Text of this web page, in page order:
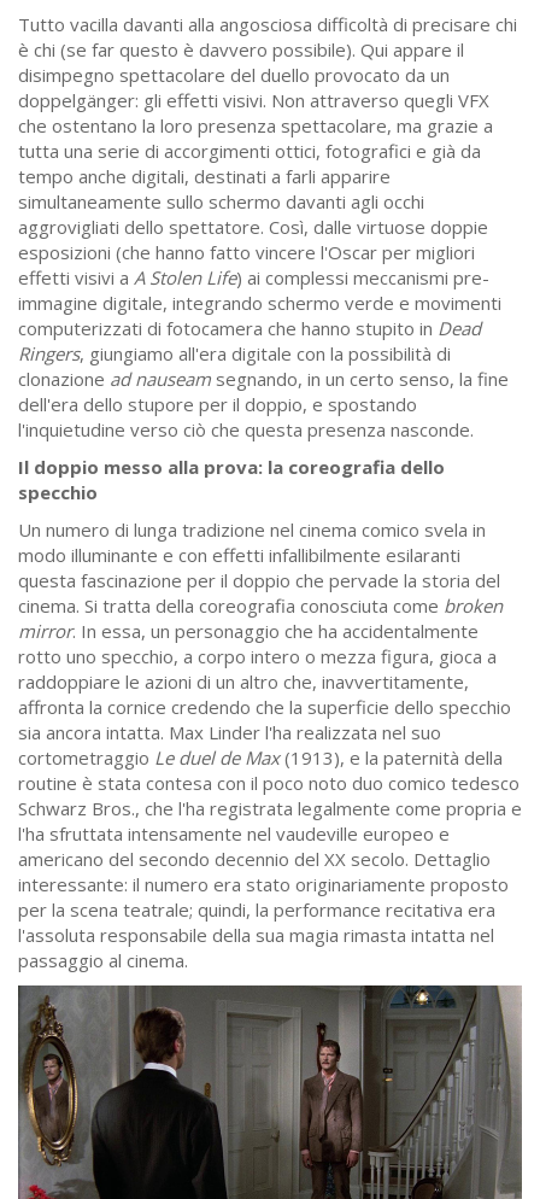
Tutto vacilla davanti alla angosciosa difficoltà di precisare chi
è chi (se far questo è davvero possibile). Qui appare il
disimpegno spettacolare del duello provocato da un
doppelgänger: gli effetti visivi. Non attraverso quegli VFX
che ostentano la loro presenza spettacolare, ma grazie a
tutta una serie di accorgimenti ottici, fotografici e già da
tempo anche digitali, destinati a farli apparire
simultaneamente sullo schermo davanti agli occhi
aggrovigliati dello spettatore. Così, dalle virtuose doppie
esposizioni (che hanno fatto vincere l'Oscar per migliori
effetti visivi a A Stolen Life) ai complessi meccanismi pre-
immagine digitale, integrando schermo verde e movimenti
computerizzati di fotocamera che hanno stupito in Dead
Ringers, giungiamo all'era digitale con la possibilità di
clonazione ad nauseam segnando, in un certo senso, la fine
dell'era dello stupore per il doppio, e spostando
l'inquietudine verso ciò che questa presenza nasconde.
Il doppio messo alla prova: la coreografia dello
specchio
Un numero di lunga tradizione nel cinema comico svela in
modo illuminante e con effetti infallibilmente esilaranti
questa fascinazione per il doppio che pervade la storia del
cinema. Si tratta della coreografia conosciuta come broken
mirror. In essa, un personaggio che ha accidentalmente
rotto uno specchio, a corpo intero o mezza figura, gioca a
raddoppiare le azioni di un altro che, inavvertitamente,
affronta la cornice credendo che la superficie dello specchio
sia ancora intatta. Max Linder l'ha realizzata nel suo
cortometraggio Le duel de Max(1913), e la paternità della
routine è stata contesa con il poco noto duo comico tedesco
Schwarz Bros., che l'ha registrata legalmente come propria e
l'ha sfruttata intensamente nel vaudeville europeo e
americano del secondo decennio del XX secolo. Dettaglio
interessante: il numero era stato originariamente proposto
per la scena teatrale; quindi, la performance recitativa era
l'assoluta responsabile della sua magia rimasta intatta nel
passaggio al cinema.